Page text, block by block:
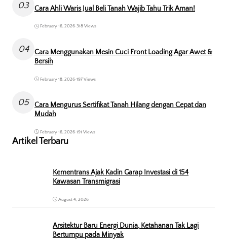
03 Cara Ahli Waris Jual Beli Tanah Wajib Tahu Trik Aman!
February 16, 2026•318 Views
04
Cara Menggunakan Mesin Cuci Front Loading Agar Awet &
Bersih
February 18, 2026•197 Views
05
Cara Mengurus Sertifikat Tanah Hilang dengan Cepat dan
Mudah
February 16, 2026•191 Views
Artikel Terbaru
Kementrans Ajak Kadin Garap Investasi di 154
Kawasan Transmigrasi
August 4, 2026
Arsitektur Baru Energi Dunia, Ketahanan Tak Lagi
Bertumpu pada Minyak